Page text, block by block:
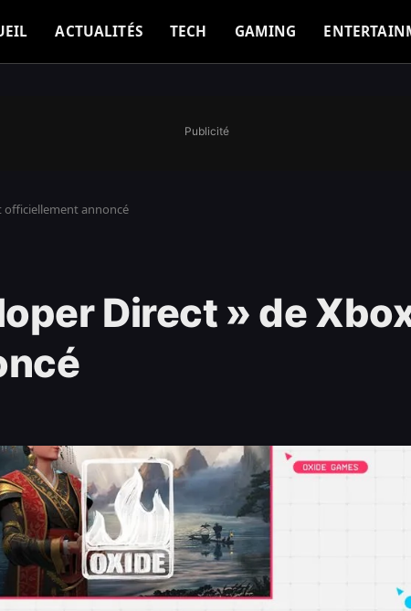
ACTUALITÉS TECH GAMING
Publicité
officiellement annoncé
Direct » de